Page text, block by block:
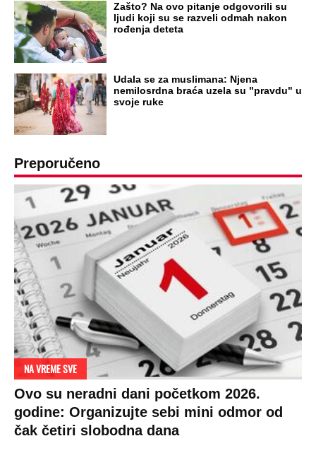
Zašto? Na ovo pitanje odgovorili su
ljudi koji su se razveli odmah nakon
rođenja deteta
Udala se za muslimana: Njena
nemilosrdna braća uzela su "pravdu" u
svoje ruke
Preporučeno
NA VREME SVE
Ovo su neradni dani početkom 2026.
godine: Organizujte sebi mini odmor od
čak četiri slobodna dana